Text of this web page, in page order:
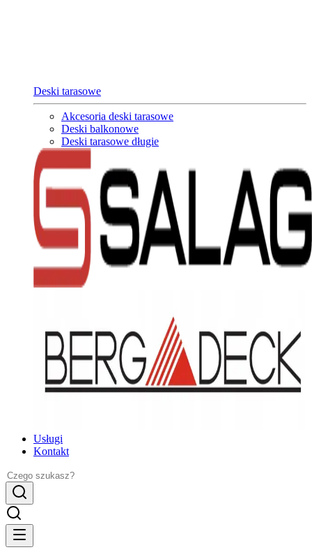
Deski tarasowe
Akcesoria deski tarasowe
Deski balkonowe
Deski tarasowe długie
Usługi
Kontakt